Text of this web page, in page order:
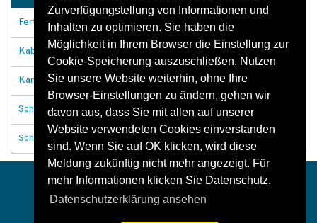
Zurverfügungstellung von Informationen und
Inhalten zu optimieren. Sie haben die
Möglichkeit in Ihrem Browser die Einstellung zur
Cookie-Speicherung auszuschließen. Nutzen
Sie unsere Website weiterhin, ohne Ihre
Browser-Einstellungen zu ändern, gehen wir
davon aus, dass Sie mit allen auf unserer
Website verwendeten Cookies einverstanden
sind. Wenn Sie auf OK klicken, wird diese
Meldung zukünftig nicht mehr angezeigt. Für
mehr Informationen klicken Sie Datenschutz.
Datenschutzerklärung ansehen
Fertigteile Tiefbau
Kabelschächte
Kanäle und Durchlässe
Schachtabdeckungen
Schachtbauwerke allgemein
Impressum Datenschutz Kontakt